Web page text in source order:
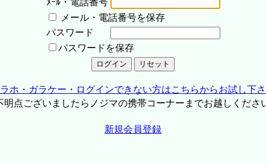
ﾒｰﾙ・電話番号
メール・電話番号を保存
パスワード
パスワードを保存
ホ・ガラケー・ログインできない方はこちらからお試し下
点ございましたらノジマの携帯コーナーまでお越しくださ
新規会員登録